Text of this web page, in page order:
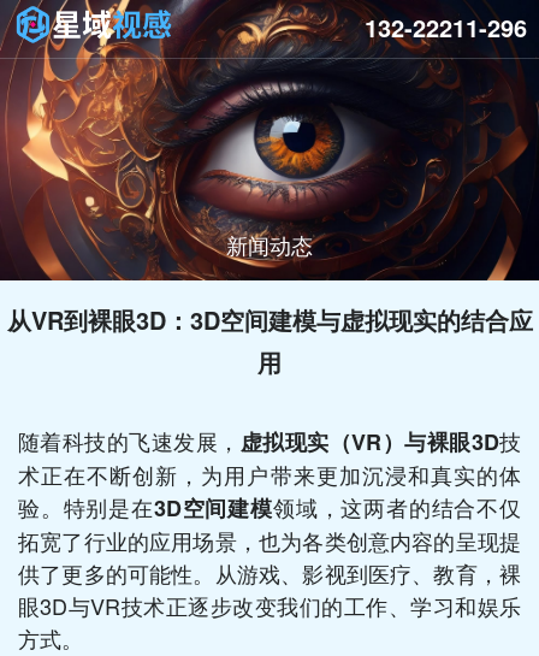
新闻动态
132-22211-296
从VR到裸眼3D：3D空间建模与虚拟现实的结合应
用
随着科技的飞速发展， 虚拟现实（VR）与裸眼3D技
术正在不断创新，为用户带来更加沉浸和真实的体
验。特别是在3D空间建模领域，这两者的结合不仅
拓宽了行业的应用场景，也为各类创意内容的呈现提
供了更多的可能性。从游戏、影视到医疗、教育，裸
眼3D与VR技术正逐步改变我们的工作、学习和娱乐
方式。